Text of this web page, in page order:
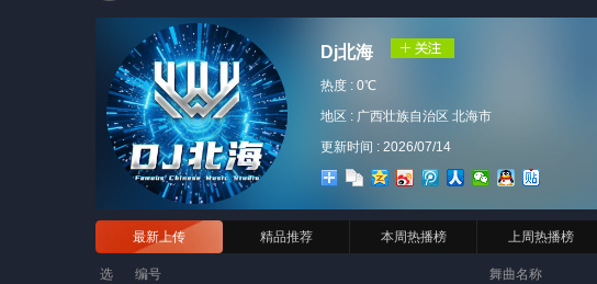
Dj北海
热度 : 0℃
地区 : 广西壮族自治区 北海市
更新时间 : 2026/07/14
最新上传 精品推荐 本周热播榜 上周热播榜
选 编号 舞曲名称